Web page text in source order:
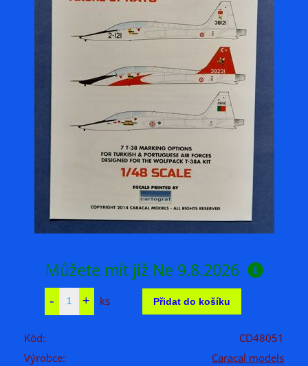
Můžete mít již Ne 9.8.2026
ks
Kód:
CD48051
Výrobce:
Caracal models